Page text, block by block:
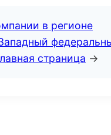
в регионе
страница →